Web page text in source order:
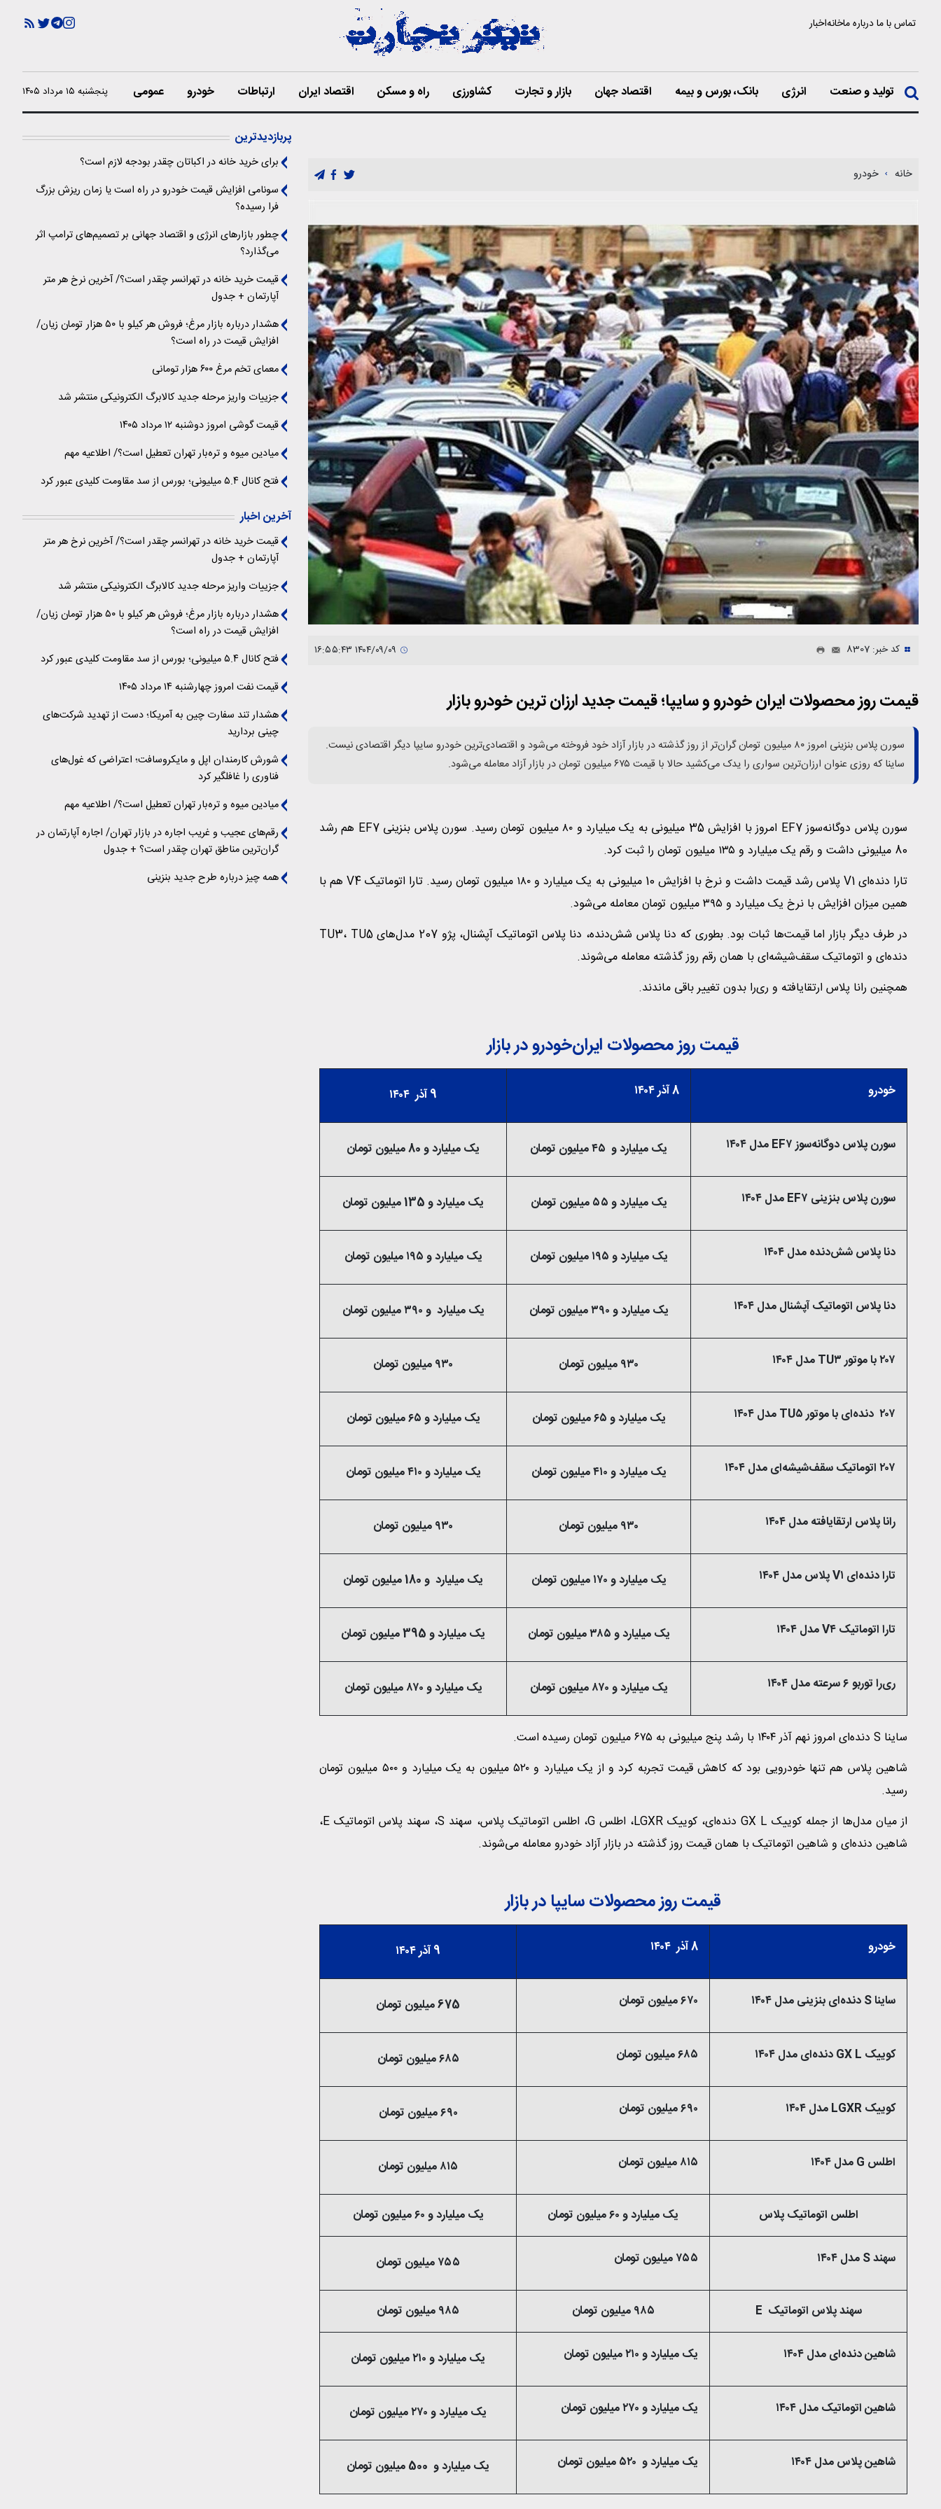
تماس با مادرباره ماخانهاخبار
تولید و صنعت انرژی بانک، بورس و بیمه اقتصاد جهان بازار و تجارت کشاورزی راه و مسکن اقتصاد ایران ارتباطات خودرو عمومی پنجشنبه ۱۵ مرداد ۱۴۰۵
خانه خودرو
کد خبر: 8307
قیمت روز محصولات ایران خودرو و سایپا؛ قیمت جدید ارزان ترین خودرو بازار‌
سورن پلاس بنزینی امروز ۸۰ میلیون تومان گران‌تر از روز گذشته در بازار آزاد خود فروخته می‌شود و اقتصادی‌ترین خودرو سایپا دیگر اقتصادی نیست.
ساینا که روزی عنوان ارزان‌ترین سواری را یدک می‌کشید حالا با قیمت ۶۷۵ میلیون تومان در بازار آزاد معامله می‌شود.
سورن پلاس دوگانه‌سوز EF7 امروز با افزایش 35 میلیونی به یک میلیارد و ۸۰ میلیون تومان رسید. سورن پلاس بنزینی EF7 هم رشد
80 میلیونی داشت و رقم یک میلیارد و ۱۳۵ میلیون تومان را ثبت کرد.
تارا دنده‌ای V1 پلاس رشد قیمت داشت و نرخ با افزایش 10 میلیونی به یک میلیارد و ۱۸۰ میلیون تومان رسید. تارا اتوماتیک V4 هم با
همین میزان افزایش با نرخ یک میلیارد و ۳۹۵ میلیون تومان معامله می‌شود.
در طرف دیگر بازار اما قیمت‌ها ثبات بود. بطوری که دنا پلاس شش‌دنده، دنا پلاس اتوماتیک آپشنال، پژو 207 مدل‌های TU3، TU5
دنده‌ای و اتوماتیک سقف‌شیشه‌ای با همان رقم روز گذشته معامله می‌شوند.
همچنین رانا پلاس ارتقایافته و ری‌را بدون تغییر باقی ماندند.
قیمت روز محصولات ایران‌خودرو در بازار
خودرو 8 آذر ۱۴۰۴ 9 آذر ۱۴۰۴
سورن پلاس دوگانه‌سوز EF۷ مدل ۱۴۰۴ یک میلیارد و ۴۵ میلیون تومان یک میلیارد و 80 میلیون تومان
سورن پلاس بنزینی EF۷ مدل ۱۴۰۴ یک میلیارد و ۵۵ میلیون تومان یک میلیارد و 135 میلیون تومان
دنا پلاس شش‌دنده‌‌ مدل ۱۴۰۴ یک میلیارد و ۱۹۵ میلیون تومان یک میلیارد و ۱۹۵ میلیون تومان
دنا پلاس اتوماتیک آپشنال مدل ۱۴۰۴ یک میلیارد و ۳۹۰ میلیون تومان یک میلیارد و ۳۹۰ میلیون تومان
۲۰۷ با موتور TU۳ مدل ۱۴۰۴ ۹۳۰ میلیون تومان ۹۳۰ میلیون تومان
۲۰۷ دنده‌ای با موتور TU۵ مدل ۱۴۰۴ یک میلیارد و ۶۵ میلیون تومان یک میلیارد و ۶۵ میلیون تومان
۲۰۷ اتوماتیک سقف‌شیشه‌ای مدل ۱۴۰۴ یک میلیارد و ۴۱۰ میلیون تومان یک میلیارد و ۴۱۰ میلیون تومان
رانا پلاس ارتقایافته مدل ۱۴۰۴ ۹۳۰ میلیون تومان ۹۳۰ میلیون تومان
تارا دنده‌ای V۱ پلاس مدل ۱۴۰۴ یک میلیارد و ۱۷۰ میلیون تومان یک میلیارد و 180 میلیون تومان
تارا اتوماتیک V۴ مدل ۱۴۰۴ یک میلیارد و ۳۸۵ میلیون تومان یک میلیارد و 395 میلیون تومان
ری‌را توربو ۶ سرعته مدل ۱۴۰۴ یک میلیارد و ۸۷۰ میلیون تومان یک میلیارد و ۸۷۰ میلیون تومان
ساینا S دنده‌ای امروز نهم آذر ۱۴۰۴ با رشد پنج میلیونی به ۶۷۵ میلیون تومان رسیده است.
شاهین پلاس هم تنها خودرویی بود که کاهش قیمت تجربه کرد و از یک میلیارد و ۵۲۰ میلیون به یک میلیارد و ۵۰۰ میلیون تومان
رسید.
از میان مدل‌ها از جمله کوییک GX L دنده‌ای، کوییک LGXR، اطلس G، اطلس اتوماتیک پلاس، سهند S، سهند پلاس اتوماتیک E،
شاهین دنده‌ای و شاهین اتوماتیک با همان قیمت روز گذشته در بازار آزاد خودرو معامله می‌شوند.
قیمت روز محصولات سایپا در بازار
خودرو 8 آذر ۱۴۰۴ 9 آذر ۱۴۰۴
ساینا S دنده‌ای بنزینی مدل ۱۴۰۴ ۶۷۰ میلیون تومان 675 میلیون تومان
کوییک GX L دنده‌ای مدل ۱۴۰۴ ۶۸۵ میلیون تومان ۶۸۵ میلیون تومان
کوییک LGXR مدل ۱۴۰۴ ۶۹۰ میلیون تومان ۶۹۰ میلیون تومان
اطلس G مدل ۱۴۰۴ ۸۱۵ میلیون تومان ۸۱۵ میلیون تومان
اطلس اتوماتیک پلاس یک میلیارد و ۶۰ میلیون تومان یک میلیارد و ۶۰ میلیون تومان
سهند S مدل ۱۴۰۴ ۷۵۵ میلیون تومان ۷۵۵ میلیون تومان
سهند پلاس اتوماتیک E ۹۸۵ میلیون تومان ۹۸۵ میلیون تومان
شاهین دنده‌ای مدل ۱۴۰۴ یک میلیارد و ۲۱۰ میلیون تومان یک میلیارد و ۲۱۰ میلیون تومان
شاهین اتوماتیک مدل ۱۴۰۴ یک میلیارد و ۲۷۰ میلیون تومان یک میلیارد و ۲۷۰ میلیون تومان
شاهین پلاس مدل ۱۴۰۴ یک میلیارد و ۵۲۰ میلیون تومان یک میلیارد و 500 میلیون تومان
پربازدیدترین
برای خرید خانه در اکباتان چقدر بودجه لازم است؟
سونامی افزایش قیمت خودرو در راه است یا زمان ریزش بزرگ
فرا رسیده؟
چطور بازارهای انرژی و اقتصاد جهانی بر تصمیم‌های ترامپ اثر
می‌گذارد؟
قیمت خرید خانه در تهرانسر چقدر است؟/ آخرین نرخ هر متر
آپارتمان + جدول
هشدار درباره بازار مرغ؛ فروش هر کیلو با ۵۰ هزار تومان زیان/
افزایش قیمت در راه است؟
معمای تخم مرغ ۶۰۰ هزار تومانی
جزییات واریز مرحله جدید کالابرگ الکترونیکی منتشر شد
قیمت گوشی امروز دوشنبه ۱۲ مرداد ۱۴۰۵
میادین میوه و تره‌بار تهران تعطیل است؟/ اطلاعیه مهم
فتح کانال ۵.۴ میلیونی؛ بورس از سد مقاومت کلیدی عبور کرد
آخرین اخبار
قیمت خرید خانه در تهرانسر چقدر است؟/ آخرین نرخ هر متر
آپارتمان + جدول
جزییات واریز مرحله جدید کالابرگ الکترونیکی منتشر شد
هشدار درباره بازار مرغ؛ فروش هر کیلو با ۵۰ هزار تومان زیان/
افزایش قیمت در راه است؟
فتح کانال ۵.۴ میلیونی؛ بورس از سد مقاومت کلیدی عبور کرد
قیمت نفت امروز چهارشنبه ۱۴ مرداد ۱۴۰۵
هشدار تند سفارت چین به آمریکا؛ دست از تهدید شرکت‌های
چینی بردارید
شورش کارمندان اپل و مایکروسافت؛ اعتراضی که غول‌های
فناوری را غافلگیر کرد
میادین میوه و تره‌بار تهران تعطیل است؟/ اطلاعیه مهم
رقم‌های عجیب و غریب اجاره در بازار تهران/ اجاره آپارتمان در
گران‌ترین مناطق تهران چقدر است؟ + جدول
همه چیز درباره طرح جدید بنزینی